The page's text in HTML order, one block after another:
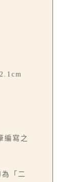
編寫之
「二